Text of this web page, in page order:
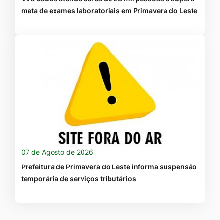
meta de exames laboratoriais em Primavera do Leste
07 de Agosto de 2026
Prefeitura de Primavera do Leste informa suspensão
temporária de serviços tributários